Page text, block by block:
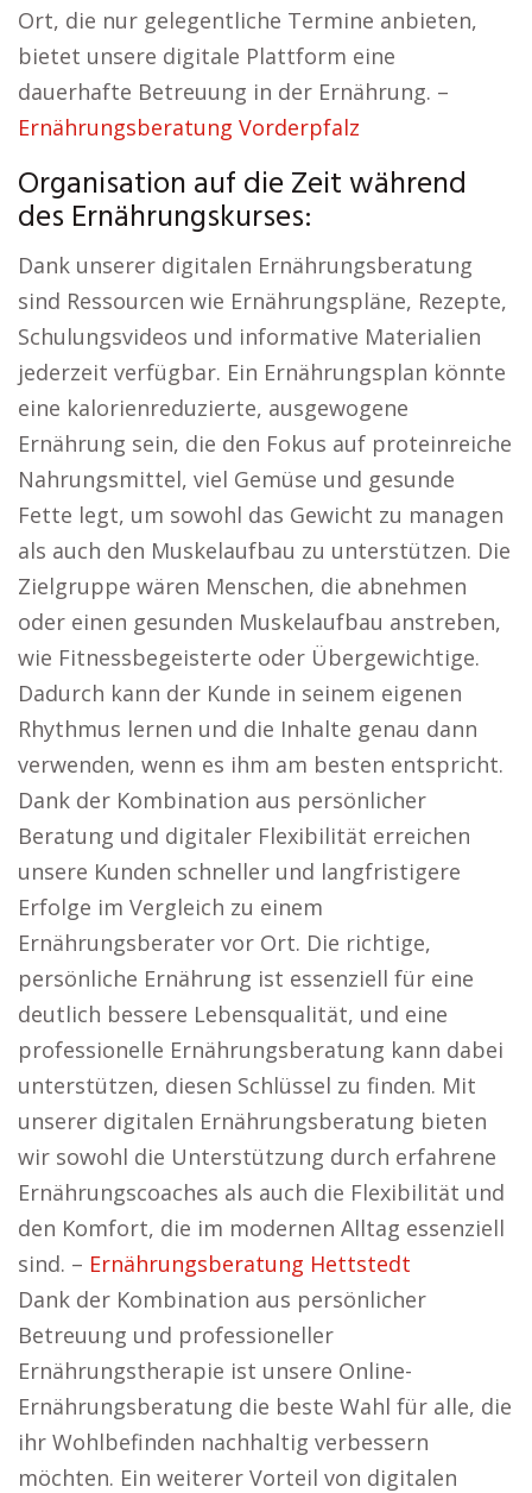
Ort, die nur gelegentliche Termine anbieten,
bietet unsere digitale Plattform eine
dauerhafte Betreuung in der Ernährung. –
Ernährungsberatung Vorderpfalz
Organisation auf die Zeit während
des Ernährungskurses:
Dank unserer digitalen Ernährungsberatung
sind Ressourcen wie Ernährungspläne, Rezepte,
Schulungsvideos und informative Materialien
jederzeit verfügbar. Ein Ernährungsplan könnte
eine kalorienreduzierte, ausgewogene
Ernährung sein, die den Fokus auf proteinreiche
Nahrungsmittel, viel Gemüse und gesunde
Fette legt, um sowohl das Gewicht zu managen
als auch den Muskelaufbau zu unterstützen. Die
Zielgruppe wären Menschen, die abnehmen
oder einen gesunden Muskelaufbau anstreben,
wie Fitnessbegeisterte oder Übergewichtige.
Dadurch kann der Kunde in seinem eigenen
Rhythmus lernen und die Inhalte genau dann
verwenden, wenn es ihm am besten entspricht.
Dank der Kombination aus persönlicher
Beratung und digitaler Flexibilität erreichen
unsere Kunden schneller und langfristigere
Erfolge im Vergleich zu einem
Ernährungsberater vor Ort. Die richtige,
persönliche Ernährung ist essenziell für eine
deutlich bessere Lebensqualität, und eine
professionelle Ernährungsberatung kann dabei
unterstützen, diesen Schlüssel zu finden. Mit
unserer digitalen Ernährungsberatung bieten
wir sowohl die Unterstützung durch erfahrene
Ernährungscoaches als auch die Flexibilität und
den Komfort, die im modernen Alltag essenziell
sind. – Ernährungsberatung Hettstedt
Dank der Kombination aus persönlicher
Betreuung und professioneller
Ernährungstherapie ist unsere Online-
Ernährungsberatung die beste Wahl für alle, die
ihr Wohlbefinden nachhaltig verbessern
möchten. Ein weiterer Vorteil von digitalen